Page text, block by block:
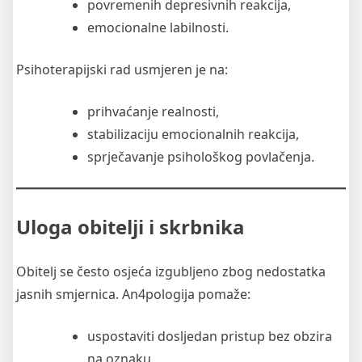
povremenih depresivnih reakcija,
emocionalne labilnosti.
Psihoterapijski rad usmjeren je na:
prihvaćanje realnosti,
stabilizaciju emocionalnih reakcija,
sprječavanje psihološkog povlačenja.
Uloga obitelji i skrbnika
Obitelj se često osjeća izgubljeno zbog nedostatka
jasnih smjernica. An4pologija pomaže:
uspostaviti dosljedan pristup bez obzira